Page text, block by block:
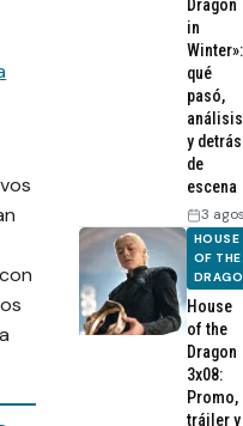
con
Dragon
in
Winter»:
qué
pasó,
análisis
y detrás
de
escena
3
HOUSE
OF THE
House
of the
Dragon
3x08:
Promo,
tráiler y